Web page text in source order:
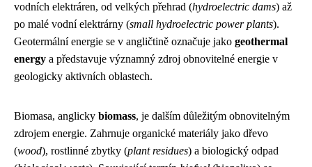
vodních elektráren, od velkých přehrad (hydroelectric dams) až
po malé vodní elektrárny (small hydroelectric power plants).
Geotermální energie se v angličtině označuje jako geothermal
energy a představuje významný zdroj obnovitelné energie v
geologicky aktivních oblastech.
Biomasa, anglicky biomass, je dalším důležitým obnovitelným
zdrojem energie. Zahrnuje organické materiály jako dřevo
(wood), rostlinné zbytky (plant residues) a biologický odpad